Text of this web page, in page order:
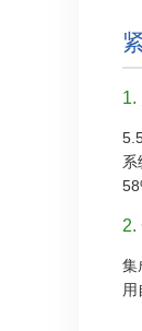
1.
系
2.
集